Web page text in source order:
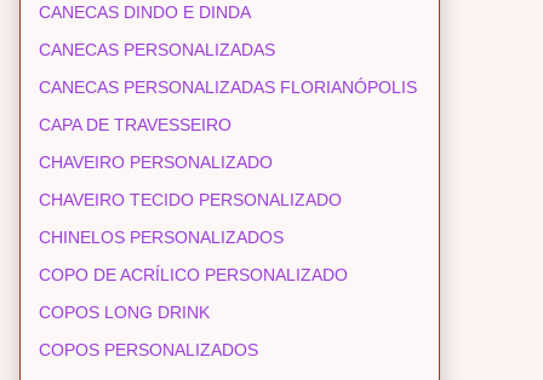
CANECAS DINDO E DINDA
CANECAS PERSONALIZADAS
CANECAS PERSONALIZADAS FLORIANÓPOLIS
CAPA DE TRAVESSEIRO
CHAVEIRO PERSONALIZADO
CHAVEIRO TECIDO PERSONALIZADO
CHINELOS PERSONALIZADOS
COPO DE ACRÍLICO PERSONALIZADO
COPOS LONG DRINK
COPOS PERSONALIZADOS